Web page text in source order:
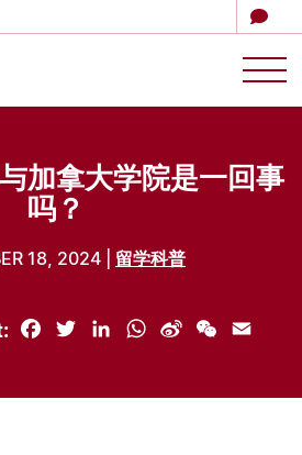
育
加拿大学院是一回事
吗？
18, 2024 | 留学科普
Facebook
TwitterLinkedInWhatsApp
Sina
WeChat